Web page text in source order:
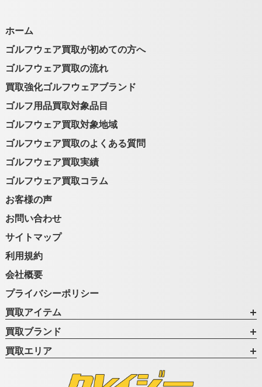
ホーム
ゴルフウェア買取が初めての方へ
ゴルフウェア買取の流れ
買取強化ゴルフウェアブランド
ゴルフ用品買取対象品目
ゴルフウェア買取対象地域
ゴルフウェア買取のよくある質問
ゴルフウェア買取実績
ゴルフウェア買取コラム
お客様の声
お問い合わせ
サイトマップ
利用規約
会社概要
プライバシーポリシー
買取アイテム
買取ブランド
買取エリア